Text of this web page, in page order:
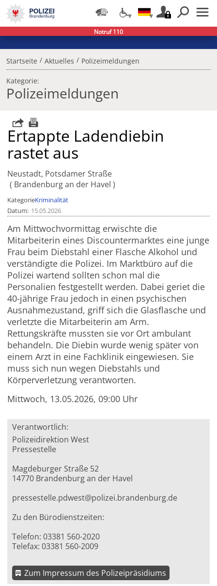
Startseite / Aktuelles / Polizeimeldungen
Kategorie:
Polizeimeldungen
Ertappte Ladendiebin
rastet aus
Neustadt, Potsdamer Straße
Brandenburg an der Havel
KategorieKriminalität
Datum 15.05.2026
Am Mittwochvormittag erwischte die
Mitarbeiterin eines Discountermarktes eine junge
Frau beim Diebstahl einer Flasche Alkohol und
verständigte die Polizei. Im Marktbüro auf die
Polizei wartend sollten schon mal die
Personalien festgestellt werden. Dabei geriet die
40-jährige Frau jedoch in einen psychischen
Ausnahmezustand, griff sich die Glasflasche und
verletzte die Mitarbeiterin am Arm.
Rettungskräfte mussten sie vor Ort ambulant
behandeln. Die Diebin wurde wenig später von
einem Arzt in eine Fachklinik eingewiesen. Sie
muss sich nun wegen Diebstahls und
Körperverletzung verantworten.
Mittwoch, 13.05.2026, 09:00 Uhr
Verantwortlich:
Polizeidirektion West
Pressestelle
Magdeburger Straße 52
14770 Brandenburg an der Havel
pressestelle.pdwest@polizei.brandenburg.de
Zu den Bürodienstzeiten:
Telefon: 03381 560-2020
Telefax: 03381 560-2009
Zum Impressum des Polizeipräsidiums
Notruf 110